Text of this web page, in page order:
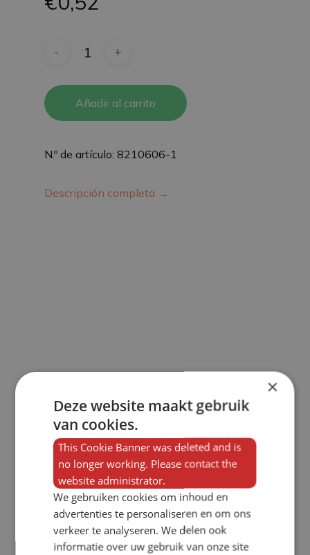
Añadir al carrito
N.º de artículo: 8210606-1
Descripción completa →
×
Deze website maakt gebruik
van cookies.
This Cookie Banner was deleted and is
no longer working. Please contact the
website administrator.
We gebruiken cookies om inhoud en
advertenties te personaliseren en om ons
verkeer te analyseren. We delen ook
informatie over uw gebruik van onze site